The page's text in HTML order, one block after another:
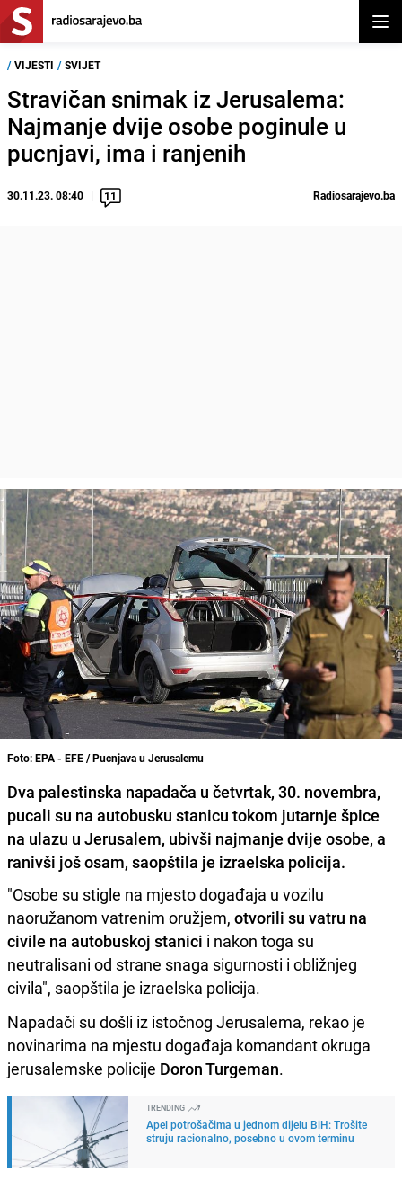
/ VIJESTI / SVIJET
Stravičan snimak iz Jerusalema:
Najmanje dvije osobe poginule u
pucnjavi, ima i ranjenih
30.11.23. 08:40 11 Radiosarajevo.ba
Foto: EPA - EFE / Pucnjava u Jerusalemu
Dva palestinska napadača u četvrtak, 30. novembra,
pucali su na autobusku stanicu tokom jutarnje špice
na ulazu u Jerusalem, ubivši najmanje dvije osobe, a
ranivši još osam, saopštila je izraelska policija.
"Osobe su stigle na mjesto događaja u vozilu
naoružanom vatrenim oružjem, otvorili su vatru na
civile na autobuskoj stanici i nakon toga su
neutralisani od strane snaga sigurnosti i obližnjeg
civila", saopštila je izraelska policija.
Napadači su došli iz istočnog Jerusalema, rekao je
novinarima na mjestu događaja komandant okruga
jerusalemske policije Doron Turgeman.
TRENDING
Apel potrošačima u jednom dijelu BiH: Trošite
struju racionalno, posebno u ovom terminu